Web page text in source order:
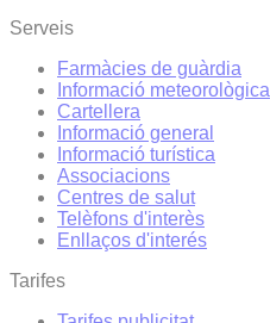
Serveis
Farmàcies de guàrdia
Informació meteorològica
Cartellera
Informació general
Informació turística
Associacions
Centres de salut
Telèfons d'interès
Enllaços d'interés
Tarifes